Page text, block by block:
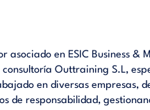
en ESIC Business &
Outtraining S.L,
en diversas empresas,
de responsabilidad,